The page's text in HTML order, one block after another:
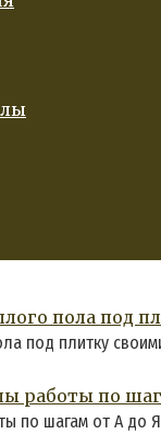
пола под
под плитку
работы по
по шагам от А до